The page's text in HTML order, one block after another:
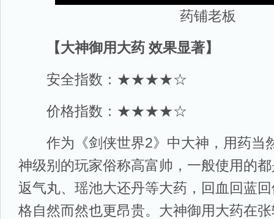
药铺老板
【大神御用大药 效果显著】
安全指数：★★★★☆
价格指数：★★★★☆
作为《剑侠世界2》中大神，用药当
神级别的玩家俗称高富帅，一般使用的
返气丸、瑶池大还丹等大药，回血回蓝
格自然而然也更昂贵。大神御用大药在